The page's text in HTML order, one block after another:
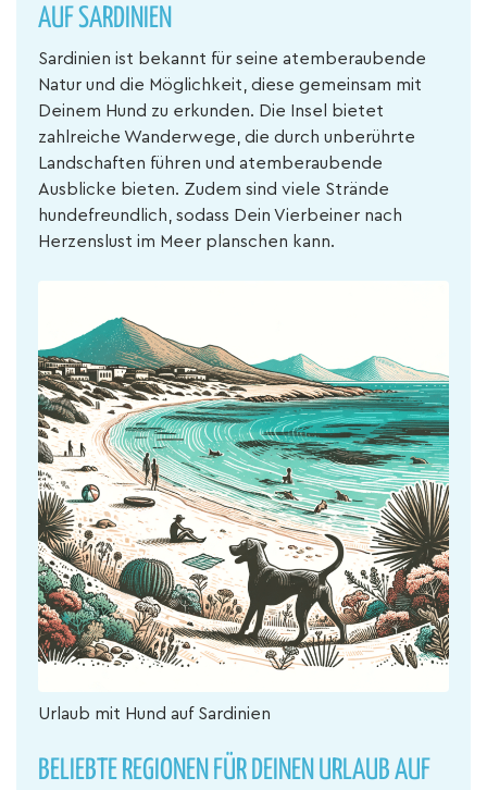
AUF SARDINIEN
Sardinien ist bekannt für seine atemberaubende
Natur und die Möglichkeit, diese gemeinsam mit
Deinem Hund zu erkunden. Die Insel bietet
zahlreiche Wanderwege, die durch unberührte
Landschaften führen und atemberaubende
Ausblicke bieten. Zudem sind viele Strände
hundefreundlich, sodass Dein Vierbeiner nach
Herzenslust im Meer planschen kann.
Urlaub mit Hund auf Sardinien
BELIEBTE REGIONEN FÜR DEINEN URLAUB AUF